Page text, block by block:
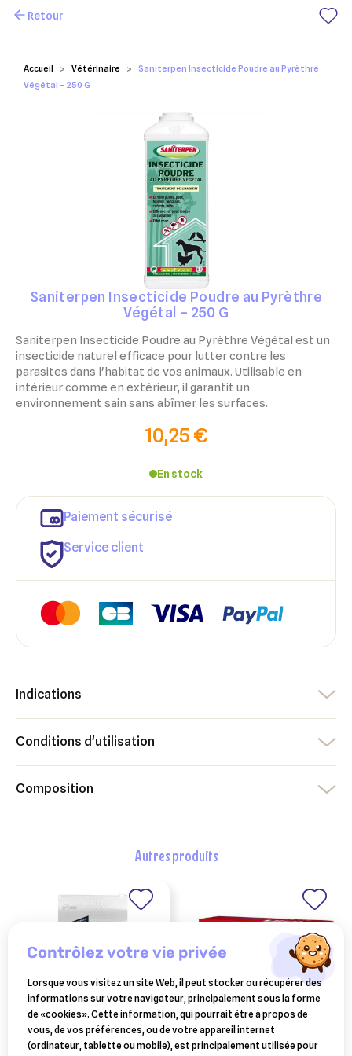
Mes favoris
Accueil Vétérinaire
Saniterpen Insecticide Poudre au Pyrèthre
Végétal – 250 G
Retour
Saniterpen Insecticide Poudre au Pyrèthre
Végétal – 250 G
Saniterpen Insecticide Poudre au Pyrèthre Végétal est un
insecticide naturel efficace pour lutter contre les
parasites dans l'habitat de vos animaux. Utilisable en
intérieur comme en extérieur, il garantit un
environnement sain sans abîmer les surfaces.
10,25 €
En stock
Paiement sécurisé
Service client
Indications
Conditions d'utilisation
Composition
autres produits
ADVANCE-AFFINITY
advance sterilized
KRKA
fyperix spot on petits
Ajouter à ma liste d'envies
Créer une nouvelle liste
Créer une liste d'envies
Connexion
Vous devez être connecté pour ajouter des produits à votre
contrôlez votre vie privée
Lorsque vous visitez un site Web, il peut stocker ou récupérer des
informations sur votre navigateur, principalement sous la forme
de «cookies». Cette information, qui pourrait être à propos de
vous, de vos préférences, ou de votre appareil internet
(ordinateur, tablette ou mobile), est principalement utilisée pour